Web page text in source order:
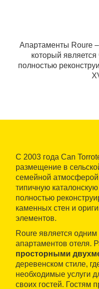
Апартаменты Roure ‒
который
полностью
С 2003 года Can
размещение в
семейной
типичную
полностью
каменных стен и
элементов.
Roure является одним
апартаментов отеля.
просторными
деревенском стиле,
необходимые услуги
своих гостей. Гостям